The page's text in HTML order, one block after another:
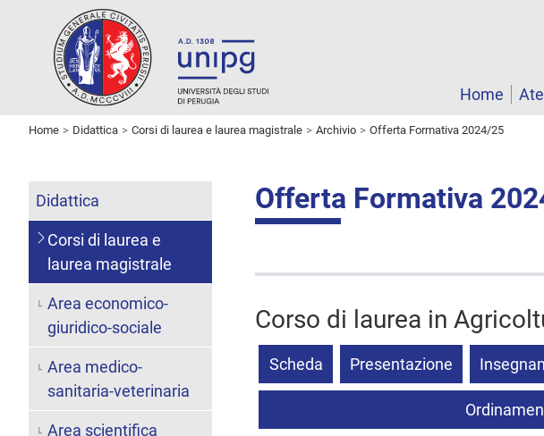
Home
Home Didattica Corsi di laurea e laurea magistrale Archivio Offerta Formativa 2024/25
Offerta Formativa
Corso di laurea in
Scheda Presentazione
Didattica
Corsi di laurea e
laurea magistrale
Area economico-
giuridico-sociale
Area medico-
sanitaria-veterinaria
Area scientifica